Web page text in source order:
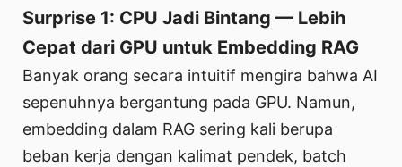
Surprise 1: CPU Jadi Bintang — Lebih
Cepat dari GPU untuk Embedding RAG
Banyak orang secara intuitif mengira bahwa AI
sepenuhnya bergantung pada GPU. Namun,
embedding dalam RAG sering kali berupa
beban kerja dengan kalimat pendek, batch